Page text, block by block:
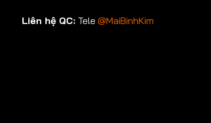
Liên hệ QC: Tele @MaiBinhKim